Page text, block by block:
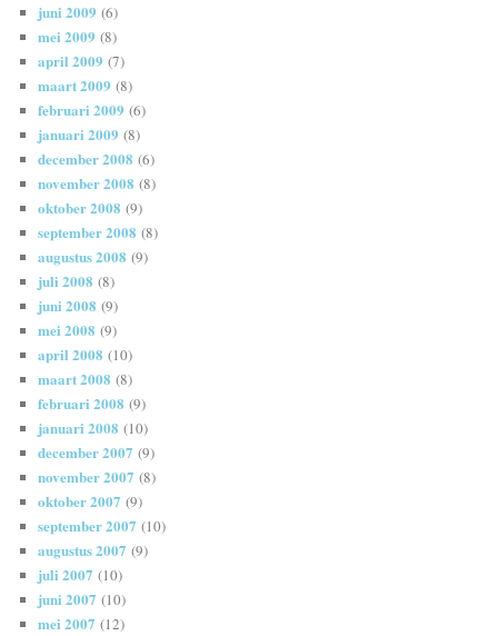
juni 2009 (6)
mei 2009 (8)
april 2009 (7)
maart 2009 (8)
februari 2009 (6)
januari 2009 (8)
december 2008 (6)
november 2008 (8)
oktober 2008 (9)
september 2008 (8)
augustus 2008 (9)
juli 2008 (8)
juni 2008 (9)
mei 2008 (9)
april 2008 (10)
maart 2008 (8)
februari 2008 (9)
januari 2008 (10)
december 2007 (9)
november 2007 (8)
oktober 2007 (9)
september 2007 (10)
augustus 2007 (9)
juli 2007 (10)
juni 2007 (10)
mei 2007 (12)